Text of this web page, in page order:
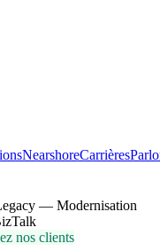
NearshoreCarrières
— Modernisation
nos clients